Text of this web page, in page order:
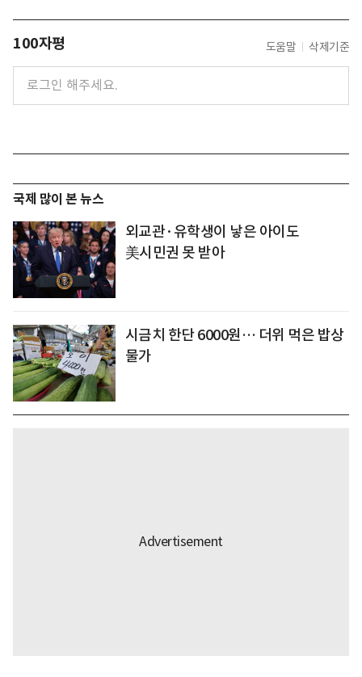
100자평 도움말 삭제기준
국제 많이 본 뉴스
외교관·유학생이 낳은 아이도
美시민권 못 받아
시금치 한단 6000원… 더위 먹은 밥상
물가